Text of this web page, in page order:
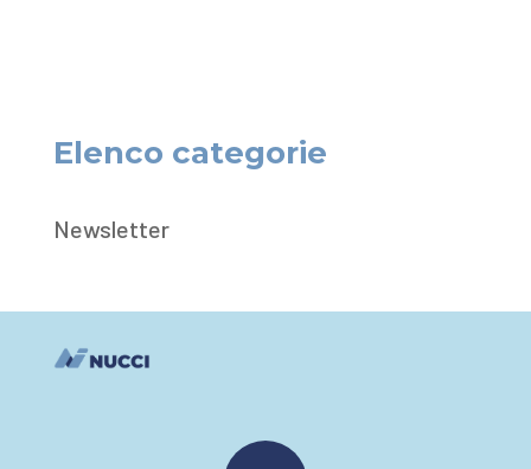
Elenco categorie
Newsletter